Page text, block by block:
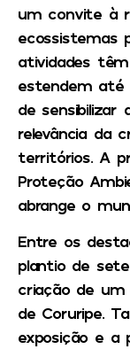
um convite à
ecossistemas
atividades
estendem
de sensibilizar
relevância da
territórios. A
Proteção
abrange o
Entre os
plantio de
criação de um
de Coruripe.
exposição e a